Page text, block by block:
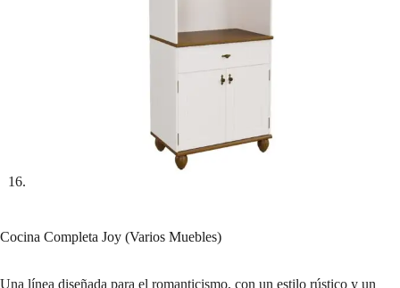
Cocina Completa Joy (Varios Muebles)
Una línea diseñada para el romanticismo, con un estilo rústico y un